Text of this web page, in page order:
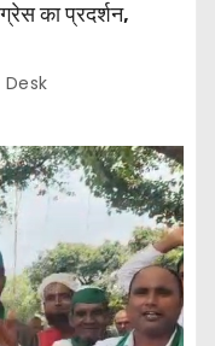
का प्रदर्शन,